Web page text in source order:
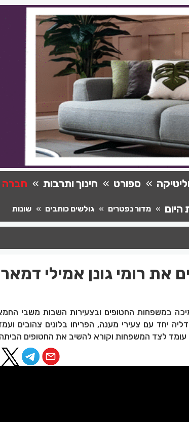
ספורט חינוך ותרבות חברה
היום מדור נפטרים גולשים כותבים שונות
את רומי גונן אמילי
במשפחות החטופים ובצעירות השבות משבי
יחד עם צעירי מענה, הפריחו בלונים צהובים
לצד המשפחות וקורא להשיב את החטופים